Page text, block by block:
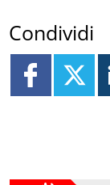
Condividi